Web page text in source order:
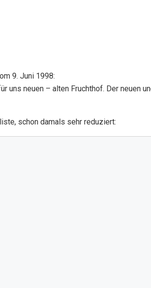
9. Juni 1998:
uns neuen – alten Fruchthof. Der neuen
schon damals sehr reduziert: